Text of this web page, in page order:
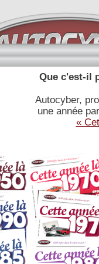
41 Royale. La plus
Lire la
41 est une pure merveille
en ces termes
puissante,
Que c'est-il
Autocyber,
une année
«